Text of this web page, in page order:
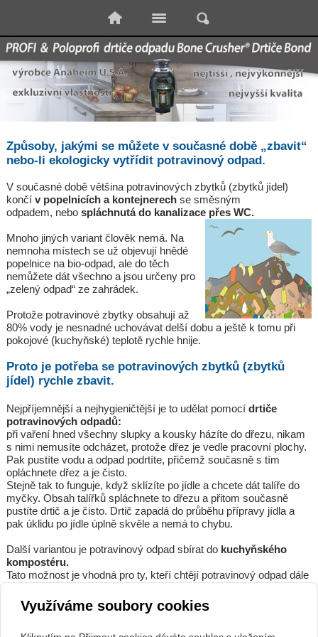
Způsoby, jakými se můžete v současné době „zbavit“
nebo-li ekologicky vytřídit potravinový odpad.
V současné době většina potravinových zbytků (zbytků jídel)
končí v popelnicích a kontejnerechse směsným
odpadem, nebo spláchnutá do kanalizace přes WC.
Mnoho jiných variant člověk nemá. Na
nemnoha místech se už objevují hnědé
popelnice na bio-odpad, ale do těch
nemůžete dát všechno a jsou určeny pro
„zelený odpad“ ze zahrádek.
Protože potravinové zbytky obsahují až
80% vody je nesnadné uchovávat delší dobu a ještě k tomu při
pokojové (kuchyňské) teplotě rychle hnije.
Proto je potřeba se potravinových zbytků (zbytků
jídel) rychle zbavit.
Nejpříjemnější a nejhygieničtější je to udělat pomocí drtiče
potravinových odpadů:
při vaření hned všechny slupky a kousky házíte do dřezu, nikam
s nimi nemusíte odcházet, protože dřez je vedle pracovní plochy.
Pak pustíte vodu a odpad podrtíte, přičemž současně s tím
opláchnete dřez a je čisto.
Stejně tak to funguje, když sklízíte po jídle a chcete dát talíře do
myčky. Obsah talířků spláchnete to dřezu a přitom současně
pustíte drtič a je čisto. Drtič zapadá do průběhu přípravy jídla a
pak úklidu po jídle úplně skvěle a nemá to chybu.
Další variantou je potravinový odpad sbírat do kuchyňského
kompostéru.
Tato možnost je vhodná pro ty, kteří chtějí potravinový odpad dále
kompost, který pak zaryjí někde na zahrádce.
Je to časově náročnější a je nutné dokupovat mikrokultury, které
Využíváme soubory cookies